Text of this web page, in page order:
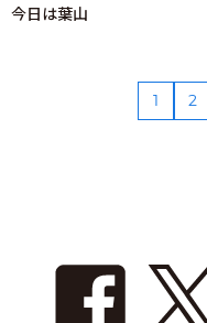
今日は葉山
1 2